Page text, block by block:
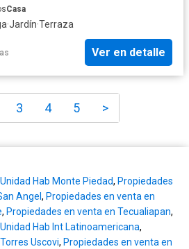
Casa
·Jardín·Terraza
Ver en detalle
3 4 5 >
Hab Monte Piedad, Propiedades
Angel , Propiedades en venta en
, Propiedades en venta en Tecualiapan,
Hab Int Latinoamericana,
Uscovi, Propiedades en venta en